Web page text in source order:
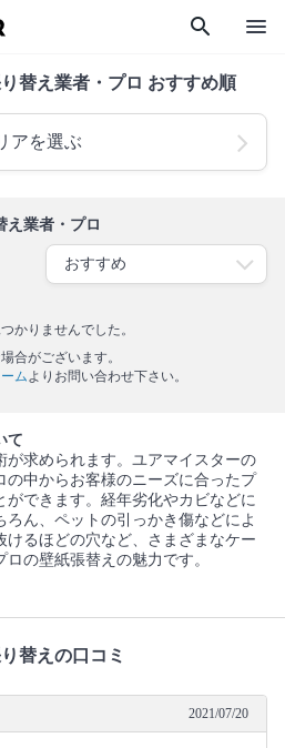
search menu
替え業者・プロ おすすめ順
アを選ぶ
え業者・プロ
かりませんでした。
合がございます。
ムよりお問い合わせ下さい。
て
が求められます。ユアマイスターの
の中からお客様のニーズに合ったプ
ができます。経年劣化やカビなどに
ん、ペットの引っかき傷などによ
けるほどの穴など、さまざまなケー
の壁紙張替えの魅力です。
替えの口コミ
2021/07/20